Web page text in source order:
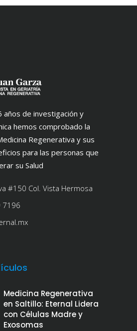
años de investigación y
hemos comprobado la
Regenerativa y sus
para las personas que
su Salud
#150 Col. Vista Hermosa
7196
Medicina Regenerativa
en Saltillo: Eternal Lidera
con Células Madre y
Exosomas